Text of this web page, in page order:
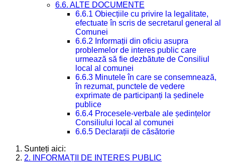
6.6. ALTE DOCUMENTE
6.6.1 Obiecțiile cu privire la legalitate,
efectuate în scris de secretarul general al
Comunei
6.6.2 Informații din oficiu asupra
problemelor de interes public care
urmează să fie dezbătute de Consiliul
local al comunei
6.6.3 Minutele în care se consemnează,
în rezumat, punctele de vedere
exprimate de participanți la ședinele
publice
6.6.4 Procesele-verbale ale ședințelor
Consiliului local al comunei
6.6.5 Declarații de căsătorie
Sunteți aici:
2. INFORMAȚII DE INTERES PUBLIC